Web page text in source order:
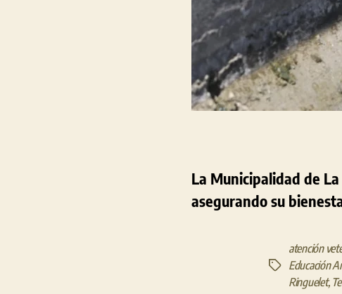
La Municipalidad de
asegurando su
Etiquetas
atención
Educación
Ringuelet,